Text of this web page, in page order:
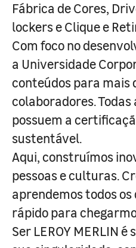
Fábrica de Cores,
lockers e Clique e
Com foco no
a Universidade
conteúdos para mais
colaboradores.
possuem a
sustentável.
Aqui, construímos
pessoas e culturas.
aprendemos todos
rápido para
Ser LEROY MERLIN